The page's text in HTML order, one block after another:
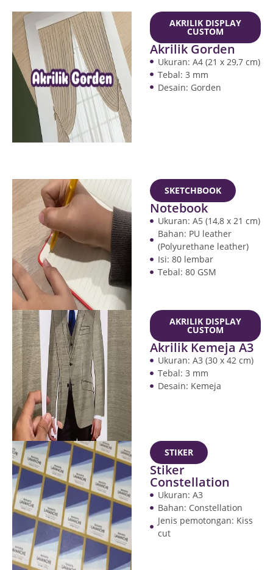
AKRILIK DISPLAY
CUSTOM
Akrilik Gorden
Ukuran: A4 (21 x 29,7 cm)
Tebal: 3 mm
Desain: Gorden
SKETCHBOOK
Notebook
Ukuran: A5 (14,8 x 21 cm)
Bahan: PU leather
(Polyurethane leather)
Isi: 80 lembar
Tebal: 80 GSM
AKRILIK DISPLAY
CUSTOM
Akrilik Kemeja A3
Ukuran: A3 (30 x 42 cm)
Tebal: 3 mm
Desain: Kemeja
STIKER
Stiker
Constellation
Ukuran: A3
Bahan: Constellation
Jenis pemotongan: Kiss
cut